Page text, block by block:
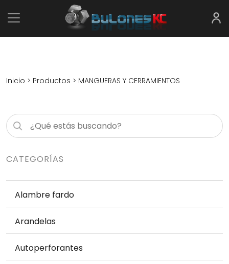
Inicio > Productos > MANGUERAS Y CERRAMIENTOS
CATEGORÍAS
Alambre fardo
Arandelas
Autoperforantes